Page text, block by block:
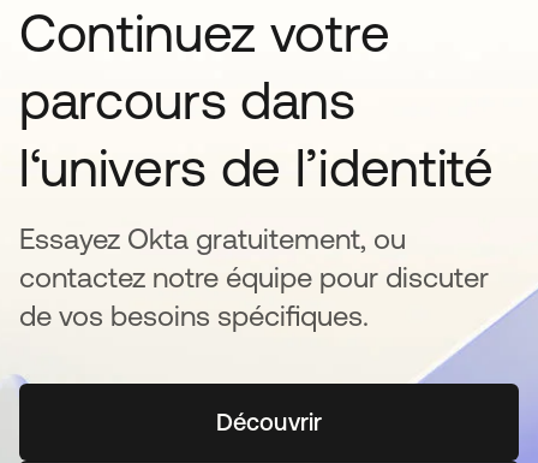
Continuez votre
parcours dans
l‘univers de l’identité
Essayez Okta gratuitement, ou
contactez notre équipe pour discuter
de vos besoins spécifiques.
Découvrirs’ouvre dans un nouvel